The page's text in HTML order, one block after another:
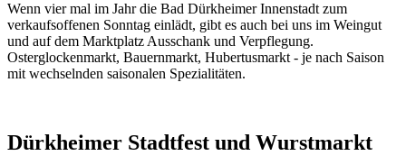
Wenn vier mal im Jahr die Bad Dürkheimer Innenstadt zum
verkaufsoffenen Sonntag einlädt, gibt es auch bei uns im Weingut
und auf dem Marktplatz Ausschank und Verpflegung.
Osterglockenmarkt, Bauernmarkt, Hubertusmarkt - je nach Saison
mit wechselnden saisonalen Spezialitäten.
Dürkheimer Stadtfest und Wurstmarkt